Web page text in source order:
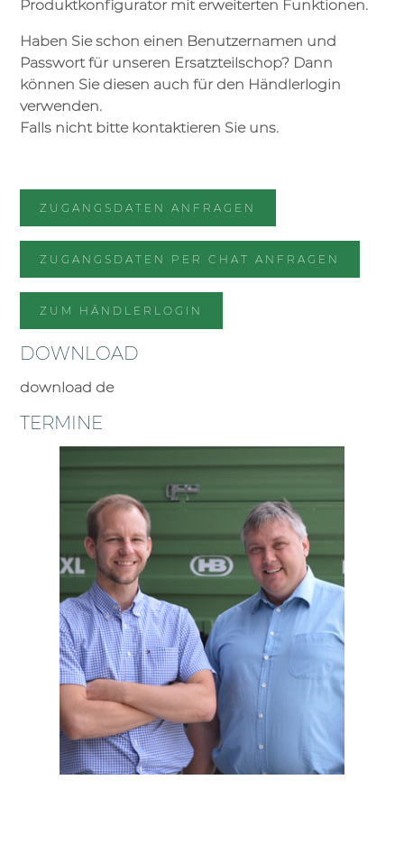
Produktkonfigurator mit erweiterten Funktionen.
Haben Sie schon einen Benutzernamen und
Passwort für unseren Ersatzteilschop? Dann
können Sie diesen auch für den Händlerlogin
verwenden.
Falls nicht bitte kontaktieren Sie uns.
ZUGANGSDATEN ANFRAGEN
ZUGANGSDATEN PER CHAT ANFRAGEN
ZUM HÄNDLERLOGIN
DOWNLOAD
download de
TERMINE